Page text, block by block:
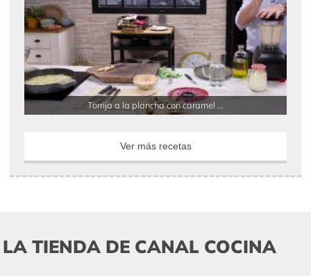
Torrija a la plancha con caramel ...
Ver más recetas
LA TIENDA DE CANAL COCINA